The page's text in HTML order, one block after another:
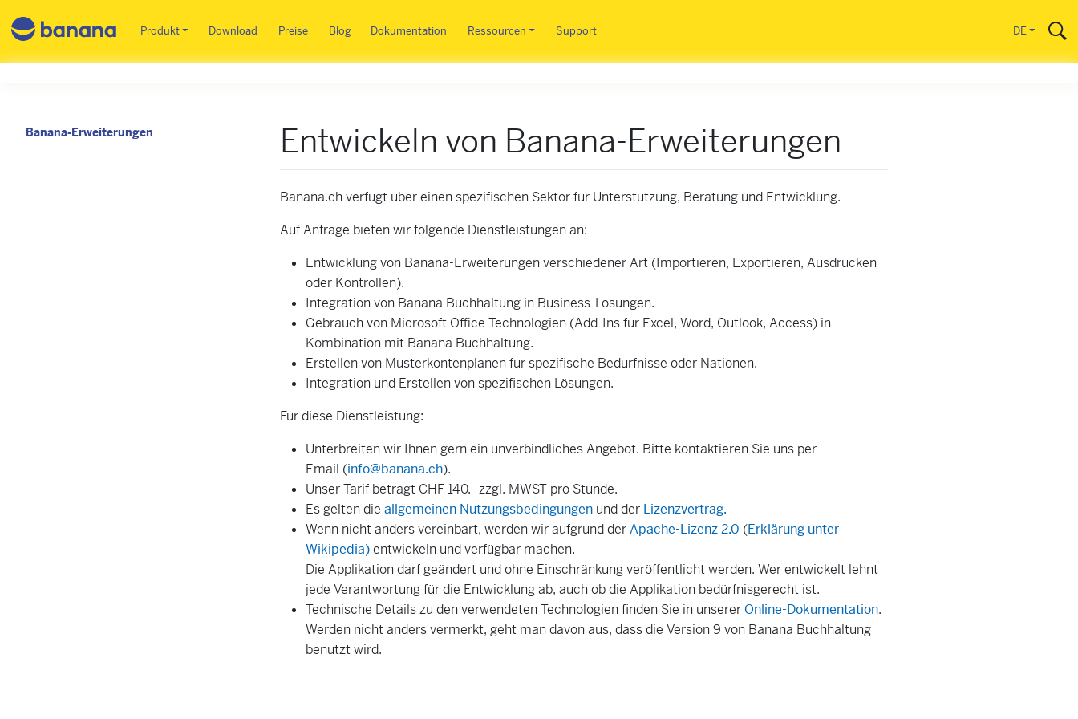
Main menu DE
Produkt Download Preise Blog Dokumentation Ressourcen Support DE
Entwickeln von Banana-Erweiterungen
Banana.ch verfügt über einen spezifischen Sektor für Unterstützung, Beratung und Entwicklung.
Auf Anfrage bieten wir folgende Dienstleistungen an:
Entwicklung von Banana-Erweiterungenverschiedener Art (Importieren, Exportieren, Ausdrucken
oder Kontrollen).
Integration von Banana Buchhaltung in Business-Lösungen.
Gebrauch von Microsoft Office-Technologien (Add-Ins für Excel, Word, Outlook, Access) in
Kombination mit Banana Buchhaltung.
Erstellen von Musterkontenplänen für spezifische Bedürfnisse oder Nationen.
Integration und Erstellen von spezifischen Lösungen.
Für diese Dienstleistung:
Unterbreiten wir Ihnen gern ein unverbindliches Angebot. Bitte kontaktieren Sie uns per
Email (info@banana.ch).
Unser Tarif beträgt CHF 140.- zzgl. MWST pro Stunde.
Es gelten die allgemeinen Nutzungsbedingungen und der Lizenzvertrag.
Wenn nicht anders vereinbart, werden wir aufgrund derApache-Lizenz 2.0 (Erklärung unter
Wikipedia)entwickeln und verfügbar machen.
Die Applikation darf geändert und ohne Einschränkung veröffentlicht werden. Wer entwickelt lehnt
jede Verantwortung für die Entwicklung ab, auch ob die Applikation bedürfnisgerecht ist.
Technische Details zu den verwendeten Technologien finden Sie in unserer Online-Dokumentation.
Werden nicht anders vermerkt, geht man davon aus, dass die Version 9 von Banana Buchhaltung
benutzt wird.
Banana-Erweiterungen